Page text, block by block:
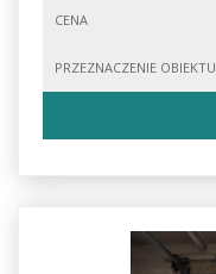
CENA
PRZEZNACZENIE OBIEKTU